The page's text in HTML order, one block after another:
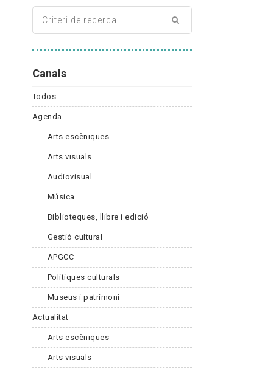
Canals
Todos
Agenda
Arts escèniques
Arts visuals
Audiovisual
Música
Biblioteques, llibre i edició
Gestió cultural
APGCC
Polítiques culturals
Museus i patrimoni
Actualitat
Arts escèniques
Arts visuals